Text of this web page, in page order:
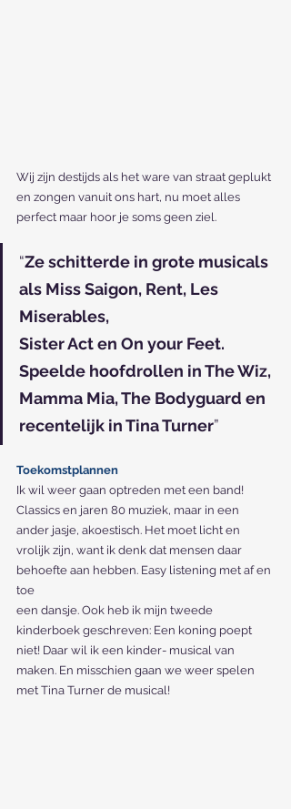
Wij zijn destijds als het ware van straat geplukt
en zongen vanuit ons hart, nu moet alles
perfect maar hoor je soms geen ziel.
“Ze schitterde in grote musicals
als Miss Saigon, Rent, Les
Miserables,
Sister Act en On your Feet.
Speelde hoofdrollen in The Wiz,
Mamma Mia, The Bodyguard en
recentelijk in Tina Turner”
Toekomstplannen
Ik wil weer gaan optreden met een band!
Classics en jaren 80 muziek, maar in een
ander jasje, akoestisch. Het moet licht en
vrolijk zijn, want ik denk dat mensen daar
behoefte aan hebben. Easy listening met af en
toe
een dansje. Ook heb ik mijn tweede
kinderboek geschreven: Een koning poept
niet! Daar wil ik een kinder- musical van
maken. En misschien gaan we weer spelen
met Tina Turner de musical!